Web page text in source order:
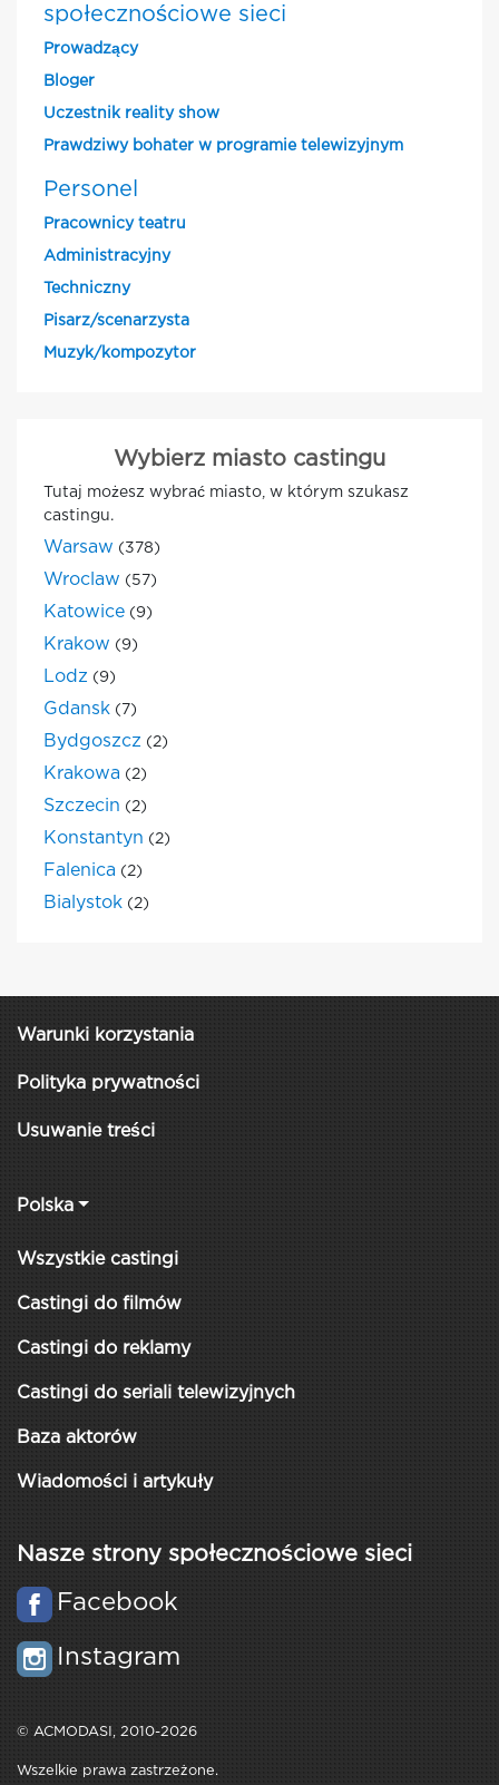
społecznościowe sieci
Prowadzący
Bloger
Uczestnik reality show
Prawdziwy bohater w programie telewizyjnym
Personel
Pracownicy teatru
Administracyjny
Techniczny
Pisarz/scenarzysta
Muzyk/kompozytor
Wybierz miasto castingu
Tutaj możesz wybrać miasto, w którym szukasz
castingu.
Warsaw (378)
Wroclaw (57)
Katowice (9)
Krakow (9)
Lodz (9)
Gdansk (7)
Bydgoszcz (2)
Krakowa (2)
Szczecin (2)
Konstantyn (2)
Falenica (2)
Bialystok (2)
Warunki korzystania
Polityka prywatności
Usuwanie treści
Polska
Wszystkie castingi
Castingi do filmów
Castingi do reklamy
Castingi do seriali telewizyjnych
Baza aktorów
Wiadomości i artykuły
Nasze strony społecznościowe sieci
Facebook
Instagram
© ACMODASI, 2010-2026
Wszelkie prawa zastrzeżone.